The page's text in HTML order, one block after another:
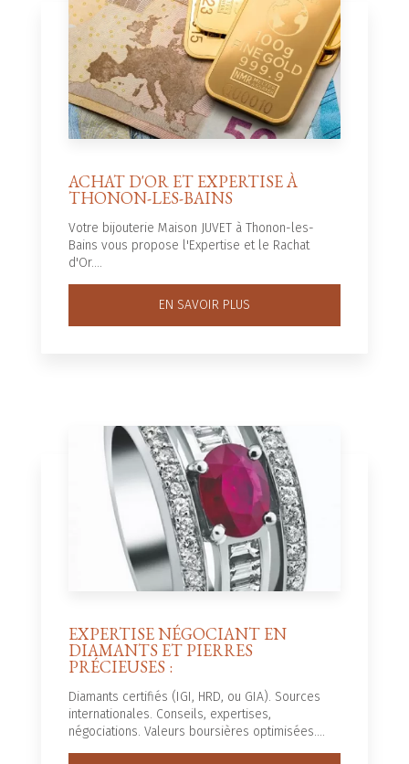
ACHAT D'OR ET EXPERTISE À
THONON-LES-BAINS
Votre bijouterie Maison JUVET à Thonon-les-
Bains vous propose l'Expertise et le Rachat
d'Or....
EN SAVOIR PLUS
EXPERTISE NÉGOCIANT EN
DIAMANTS ET PIERRES
PRÉCIEUSES :
Diamants certifiés (IGI, HRD, ou GIA). Sources
internationales. Conseils, expertises,
négociations. Valeurs boursières optimisées....